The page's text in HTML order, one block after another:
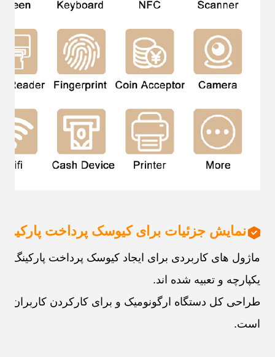
نمایش جزئیات برای کیوسک پرداخت پارکینگ
ماژول های کاربردی برای ایجاد کیوسک پرداخت پارکینگ
یکپارچه و تعبیه شده اند.
طراحی کل دستگاه ارگونومیک و برای کارکردن کاربران
است.